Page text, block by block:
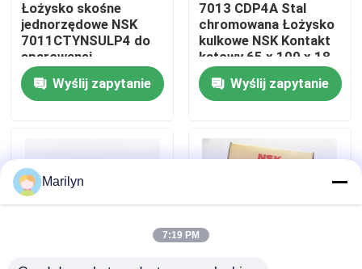
Kontrola jakości
Skontaktuj się z nami
Sprawy
Łożysko stożkowe
Łożysko skośne
jednorzędowe NSK
7011CTYNSULP4 do
sparowanej
dopasowanej maszyny
Wyślij zapytanie
7013 CDP4A Stal
chromowana Łożysko
kulkowe NSK Kontakt
kątowy 65 x 100 x 18
mm
Wyślij zapytanie
Marilyn
7:19 PM